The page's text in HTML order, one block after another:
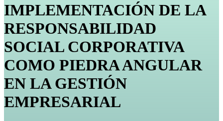
IMPLEMENTACIÓN DE LA
RESPONSABILIDAD
SOCIAL CORPORATIVA
COMO PIEDRA ANGULAR
EN LA GESTIÓN
EMPRESARIAL